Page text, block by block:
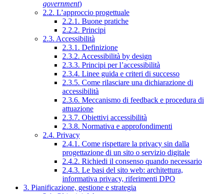
government)
2.2. L’approccio progettuale
2.2.1. Buone pratiche
2.2.2. Principi
2.3. Accessibilità
2.3.1. Definizione
2.3.2. Accessibilità by design
2.3.3. Principi per l’accessibilità
2.3.4. Linee guida e criteri di successo
2.3.5. Come rilasciare una dichiarazione di
accessibilità
2.3.6. Meccanismo di feedback e procedura di
attuazione
2.3.7. Obiettivi accessibilità
2.3.8. Normativa e approfondimenti
2.4. Privacy
2.4.1. Come rispettare la privacy sin dalla
progettazione di un sito o servizio digitale
2.4.2. Richiedi il consenso quando necessario
2.4.3. Le basi del sito web: architettura,
informativa privacy, riferimenti DPO
3. Pianificazione, gestione e strategia